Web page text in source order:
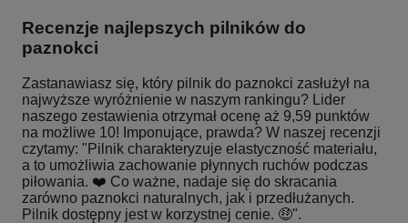
Recenzje najlepszych pilników do
paznokci
Zastanawiasz się, który pilnik do paznokci zasłużył na
najwyższe wyróżnienie w naszym rankingu? Lider
naszego zestawienia otrzymał ocenę aż 9,59 punktów
na możliwe 10! Imponujące, prawda? W naszej recenzji
czytamy: "Pilnik charakteryzuje elastyczność materiału,
a to umożliwia zachowanie płynnych ruchów podczas
piłowania. ❤️ Co ważne, nadaje się do skracania
zarówno paznokci naturalnych, jak i przedłużanych.
Pilnik dostępny jest w korzystnej cenie. 🤑".